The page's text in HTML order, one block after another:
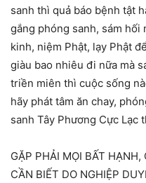
sanh thì quả báo bệnh tật
gắng phóng sanh, sám
kinh, niệm Phật, lạy Phật
giàu bao nhiêu đi nữa mà
triền miên thì cuộc sống
hãy phát tâm ăn chay,
sanh Tây Phương Cực Lạc
GẶP PHẢI MỌI BẤT
CẦN BIẾT DO NGHIỆP